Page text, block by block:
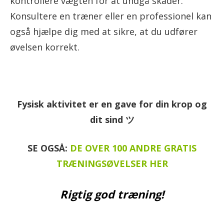
Konsultere en træner eller en professionel kan
også hjælpe dig med at sikre, at du udfører
øvelsen korrekt.
Fysisk aktivitet er en gave for din krop og
dit sind ツ
SE OGSÅ: DE OVER 100 ANDRE GRATIS
TRÆNINGSØVELSER HER
Rigtig god træning!